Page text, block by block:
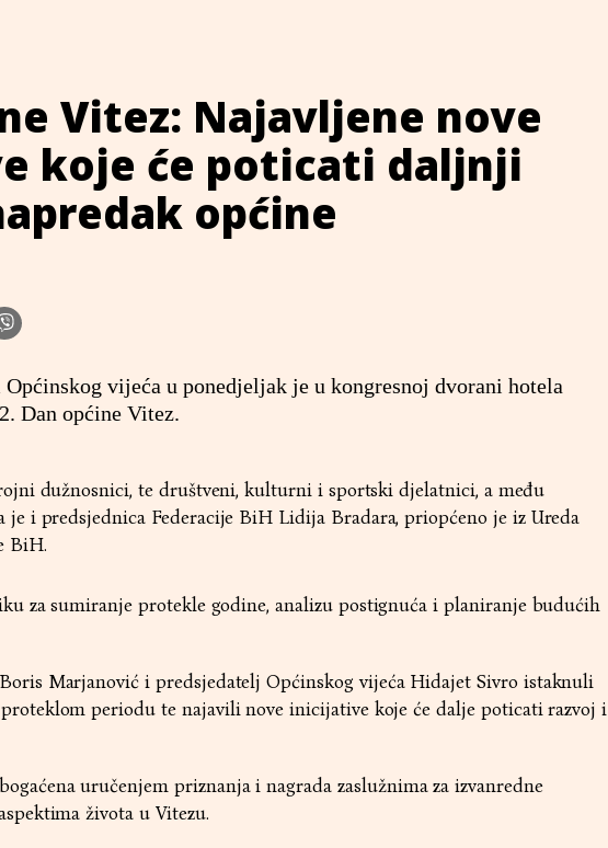
Vitez: Najavljene nove
koje će poticati daljnji
općine
Općinskog vijeća u ponedjeljak je u kongresnoj dvorani hotela
Dan općine Vitez.
dužnosnici, te društveni, kulturni i sportski djelatnici, a među
i predsjednica Federacije BiH Lidija Bradara, priopćeno je iz Ureda
BiH.
za sumiranje protekle godine, analizu postignuća i planiranje budućih
Marjanović i predsjedatelj Općinskog vijeća Hidajet Sivro istaknuli
periodu te najavili nove inicijative koje će dalje poticati razvoj i
uručenjem priznanja i nagrada zaslužnima za izvanredne
života u Vitezu.